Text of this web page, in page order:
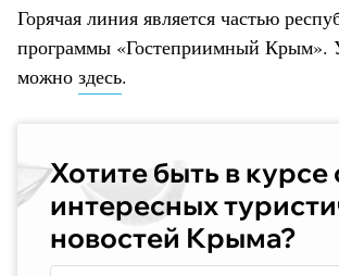
Горячая линия является частью
программы «Гостеприимный Крым».
можно здесь.
Хотите быть в
интересных
новостей Крыма?